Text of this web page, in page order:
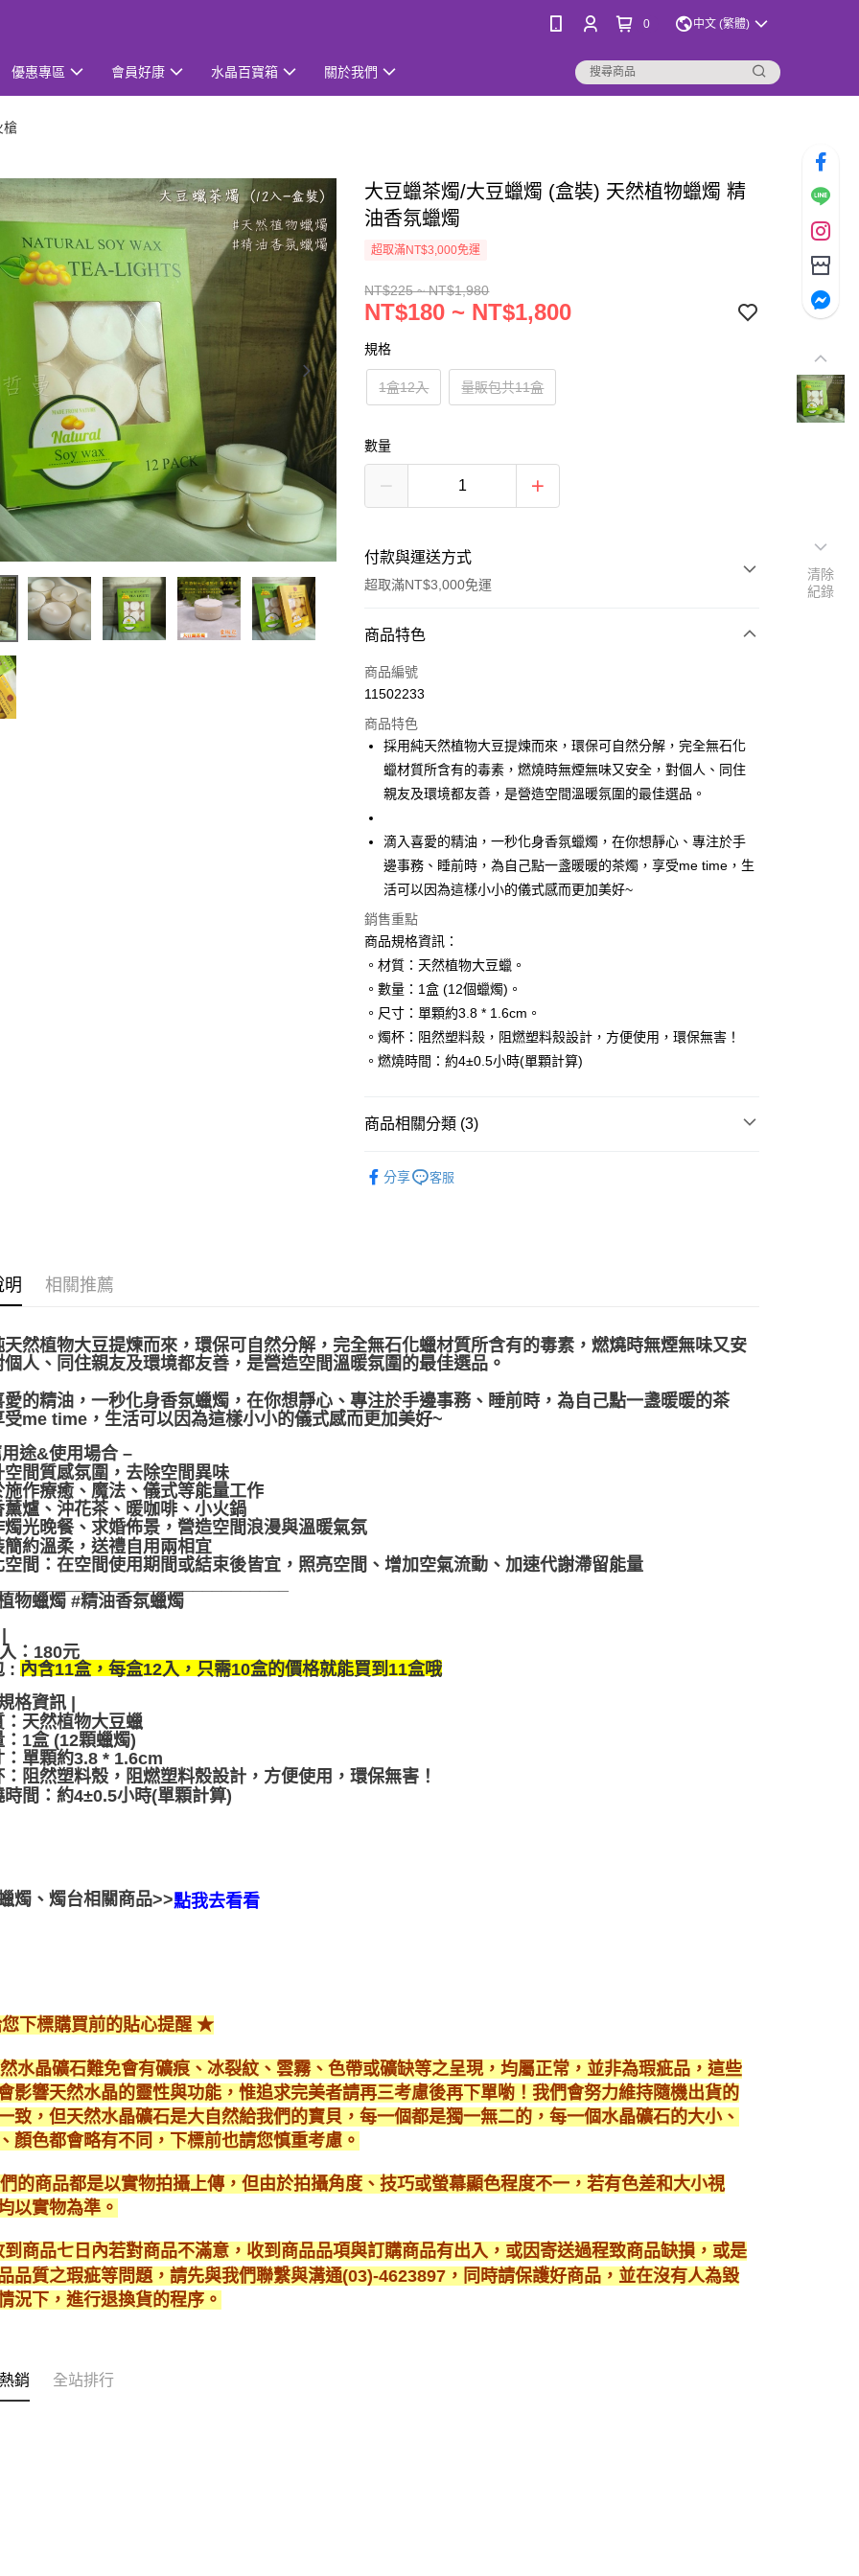
0 中文 (繁體)
優惠專區 會員好康 水晶百寶箱 關於我們
槍
大豆蠟茶燭/大豆蠟燭 (盒裝) 天然植物蠟燭 精
油香氛蠟燭
超取滿NT$3,000免運
NT$225 ~ NT$1,980
NT$180 ~ NT$1,800
規格
1盒12入 量販包共11盒
數量
付款與運送方式
超取滿NT$3,000免運
付款方式
信用卡一次付款
LINE Pay
Apple Pay
悠遊付
ATM付款
運送方式
全家取貨付款
每筆NT$80，滿NT$3,000(含以上)免運費
7-11取貨付款
每筆NT$80，滿NT$3,000(含以上)免運費
每筆NT$80，滿NT$3,000(含以上)免運費
每筆NT$80，滿NT$3,000(含以上)免運費
商品特色
商品編號
11502233
商品特色
採用純天然植物大豆提煉而來，環保可自然分解，完全無石化
蠟材質所含有的毒素，燃燒時無煙無味又安全，對個人、同住
親友及環境都友善，是營造空間溫暖氛圍的最佳選品。
滴入喜愛的精油，一秒化身香氛蠟燭，在你想靜心、專注於手
邊事務、睡前時，為自己點一盞暖暖的茶燭，享受me time，生
活可以因為這樣小小的儀式感而更加美好~
銷售重點
商品規格資訊：
。材質：天然植物大豆蠟。
。數量：1盒 (12個蠟燭)。
。尺寸：單顆約3.8 * 1.6cm。
。燭杯：阻然塑料殼，阻燃塑料殼設計，方便使用，環保無害！
。燃燒時間：約4±0.5小時(單顆計算)
商品相關分類 (3)
分享 客服
明 相關推薦
天然植物大豆提煉而來，環保可自然分解，完全無石化蠟材質所含有的毒素，燃燒時無煙無味又安
個人、同住親友及環境都友善，是營造空間溫暖氛圍的最佳選品。
愛的精油，一秒化身香氛蠟燭，在你想靜心、專注於手邊事務、睡前時，為自己點一盞暖暖的茶
受me time，生活可以因為這樣小小的儀式感而更加美好~
途&使用場合 –
空間質感氛圍，去除空間異味
施作療癒、魔法、儀式等能量工作
薰爐、沖花茶、暖咖啡、小火鍋
燭光晚餐、求婚佈景，營造空間浪漫與溫暖氣氛
簡約溫柔，送禮自用兩相宜
空間：在空間使用期間或結束後皆宜，照亮空間、增加空氣流動、加速代謝滯留能量
物蠟燭 #精油香氛蠟燭
： 180元
: 內含11盒，每盒12入， 只需10盒的價格就能買到11盒哦
格資訊 |
：天然植物大豆蠟
：1盒 (12顆蠟燭)
：單顆約3.8 * 1.6cm
：阻然塑料殼，阻燃塑料殼設計，方便使用，環保無害！
時間：約4±0.5小時(單顆計算)
燭、燭台相關商品>>點我去看看
下標購買前的貼心提醒 ★
水晶礦石難免會有礦痕、冰裂紋、雲霧、色帶或礦缺等之呈現，均屬正常，並非為瑕疵品，這些
影響天然水晶的靈性與功能，惟追求完美者請再三考慮後再下單喲！我們會努力維持隨機出貨的
致，但天然水晶礦石是大自然給我們的寶貝，每一個都是獨一無二的，每一個水晶礦石的大小、
顏色都會略有不同，下標前也請您慎重考慮。
的商品都是以實物拍攝上傳，但由於拍攝角度、技巧或螢幕顯色程度不一，若有色差和大小視
以實物為準。
到商品七日內若對商品不滿意，收到商品品項與訂購商品有出入，或因寄送過程致商品缺損，或是
品質之瑕疵等問題，請先與我們聯繫與溝通(03)-4623897，同時請保護好商品，並在沒有人為毀
況下，進行退換貨的程序。
銷 全站排行
清除
紀錄